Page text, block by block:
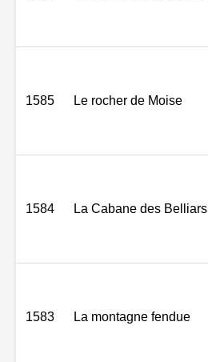
1585 Le rocher de Moise
1584 La Cabane des Belliars
1583 La montagne fendue